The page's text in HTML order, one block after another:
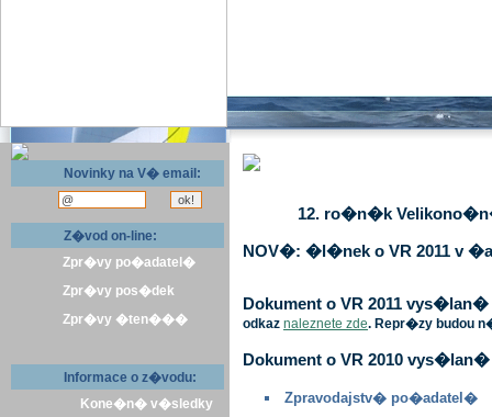
Novinky na V� email:
Z�vod on-line:
Zpr�vy po�adatel�
Zpr�vy pos�dek
Zpr�vy �ten���
Informace o z�vodu:
Kone�n� v�sledky
12. ro�n�k
NOV�: �l�nek o VR 2011 v
Dokument o VR 2011
odkaz naleznete zde. Repr�zy budou
Dokument o VR 2010
Zpravodajstv� po�adatel�